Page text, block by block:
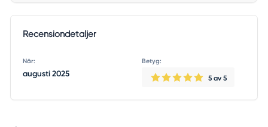
Recensiondetaljer
När:
augusti 2025
Betyg:
5 av 5